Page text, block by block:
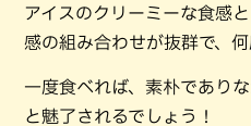
アイスのクリーミーな食感
感の組み合わせが抜群で、何
一度食べれば、素朴であり
と魅了されるでしょう！